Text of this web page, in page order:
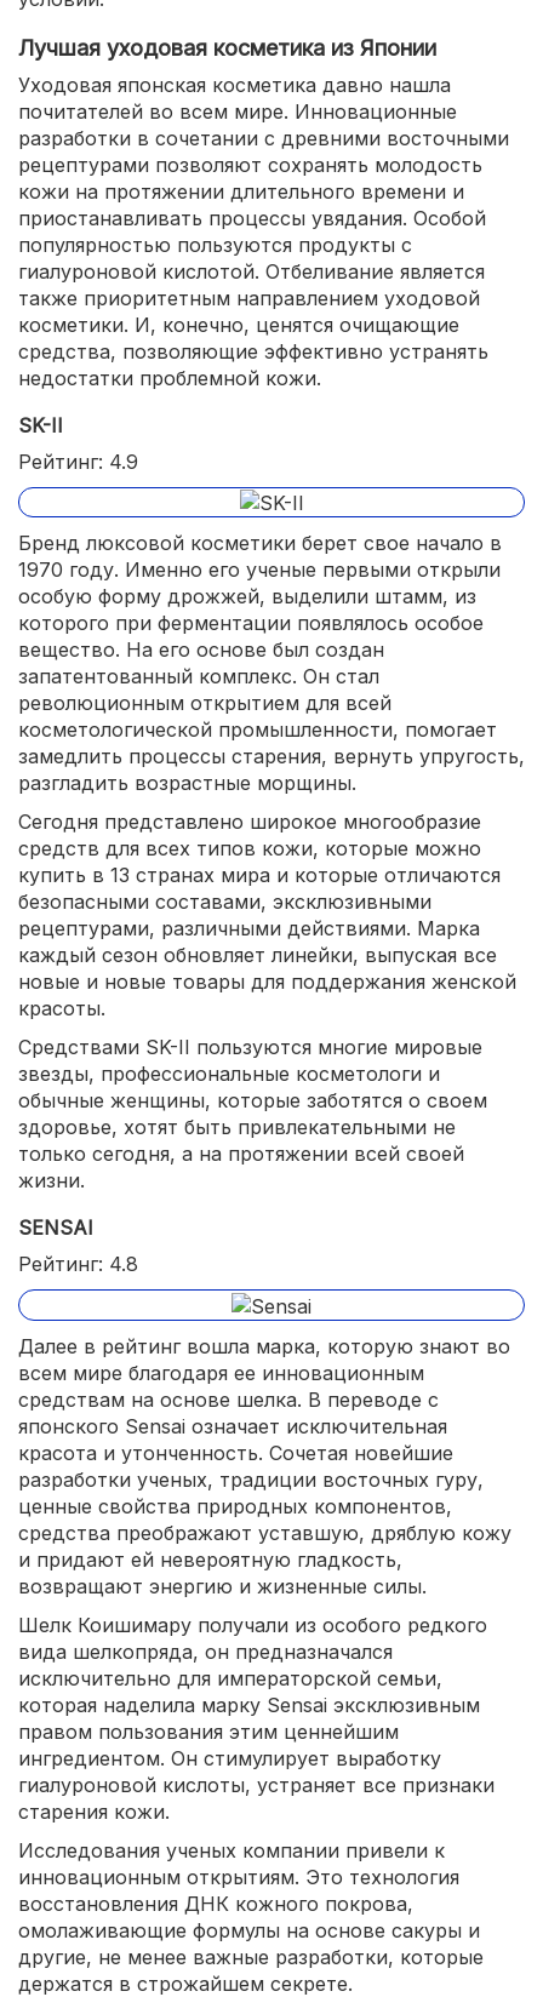
Лучшая уходовая косметика из Японии
Уходовая японская косметика давно нашла
почитателей во всем мире. Инновационные
разработки в сочетании с древними восточными
рецептурами позволяют сохранять молодость
кожи на протяжении длительного времени и
приостанавливать процессы увядания. Особой
популярностью пользуются продукты с
гиалуроновой кислотой. Отбеливание является
также приоритетным направлением уходовой
косметики. И, конечно, ценятся очищающие
средства, позволяющие эффективно устранять
недостатки проблемной кожи.
SK-II
Рейтинг: 4.9
Бренд люксовой косметики берет свое начало в
1970 году. Именно его ученые первыми открыли
особую форму дрожжей, выделили штамм, из
которого при ферментации появлялось особое
вещество. На его основе был создан
запатентованный комплекс. Он стал
революционным открытием для всей
косметологической промышленности, помогает
замедлить процессы старения, вернуть упругость,
разгладить возрастные морщины.
Сегодня представлено широкое многообразие
средств для всех типов кожи, которые можно
купить в 13 странах мира и которые отличаются
безопасными составами, эксклюзивными
рецептурами, различными действиями. Марка
каждый сезон обновляет линейки, выпуская все
новые и новые товары для поддержания женской
красоты.
Средствами SK-II пользуются многие мировые
звезды, профессиональные косметологи и
обычные женщины, которые заботятся о своем
здоровье, хотят быть привлекательными не
только сегодня, а на протяжении всей своей
жизни.
SENSAI
Рейтинг: 4.8
Далее в рейтинг вошла марка, которую знают во
всем мире благодаря ее инновационным
средствам на основе шелка. В переводе с
японского Sensai означает исключительная
красота и утонченность. Сочетая новейшие
разработки ученых, традиции восточных гуру,
ценные свойства природных компонентов,
средства преображают уставшую, дряблую кожу
и придают ей невероятную гладкость,
возвращают энергию и жизненные силы.
Шелк Коишимару получали из особого редкого
вида шелкопряда, он предназначался
исключительно для императорской семьи,
которая наделила марку Sensai эксклюзивным
правом пользования этим ценнейшим
ингредиентом. Он стимулирует выработку
гиалуроновой кислоты, устраняет все признаки
старения кожи.
Исследования ученых компании привели к
инновационным открытиям. Это технология
восстановления ДНК кожного покрова,
омолаживающие формулы на основе сакуры и
другие, не менее важные разработки, которые
держатся в строжайшем секрете.